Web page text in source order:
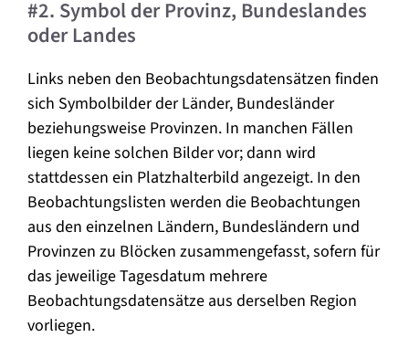
#2. Symbol der Provinz, Bundeslandes
oder Landes
Links neben den Beobachtungsdatensätzen finden
sich Symbolbilder der Länder, Bundesländer
beziehungsweise Provinzen. In manchen Fällen
liegen keine solchen Bilder vor; dann wird
stattdessen ein Platzhalterbild angezeigt. In den
Beobachtungslisten werden die Beobachtungen
aus den einzelnen Ländern, Bundesländern und
Provinzen zu Blöcken zusammengefasst, sofern für
das jeweilige Tagesdatum mehrere
Beobachtungsdatensätze aus derselben Region
vorliegen.